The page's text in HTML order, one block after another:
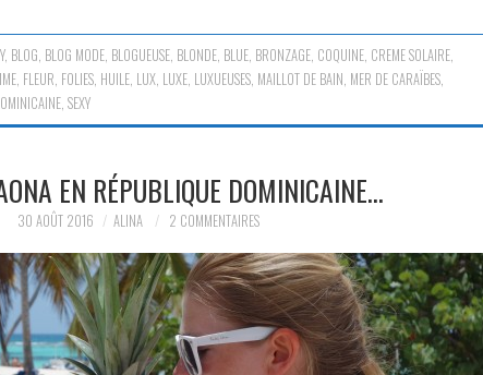
, BLOG, BLOG MODE, BLOGUEUSE, BLONDE, BLUE, BRONZAGE, COQUINE, CREME SOLAIRE,
, FLEUR, FOLIES, HUILE, LUX, LUXE, LUXUEUSES, MAILLOT DE BAIN, MER DE CARAÏBES,
, SEXY
EN RÉPUBLIQUE DOMINICAINE…
30 AOÛT 2016 ALINA 2 COMMENTAIRES